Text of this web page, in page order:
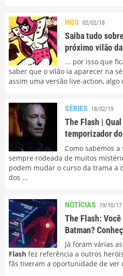
HQS 02/02/18
Saiba tudo
próximo vilão
... por isso que
saber que o vilão ia aparecer na
assim uma versão live-action,
SÉRIES 18/02/19
The Flash |
temporizador
Como sabemos a
sempre rodeada de muitos
podem mudar o curso da trama a
dos ...
NOTÍCIAS 19/10/17
The Flash:
Batman?
Já foram várias
Flash fez referência a outros
fãs tiveram a oportunidade de ver